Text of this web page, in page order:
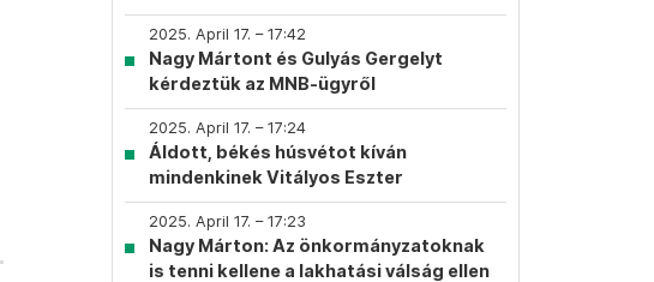
2025. April 17. – 17:42
Nagy Mártont és Gulyás Gergelyt
kérdeztük az MNB-ügyről
2025. April 17. – 17:24
Áldott, békés húsvétot kíván
mindenkinek Vitályos Eszter
2025. April 17. – 17:23
Nagy Márton: Az önkormányzatoknak
is tenni kellene a lakhatási válság ellen